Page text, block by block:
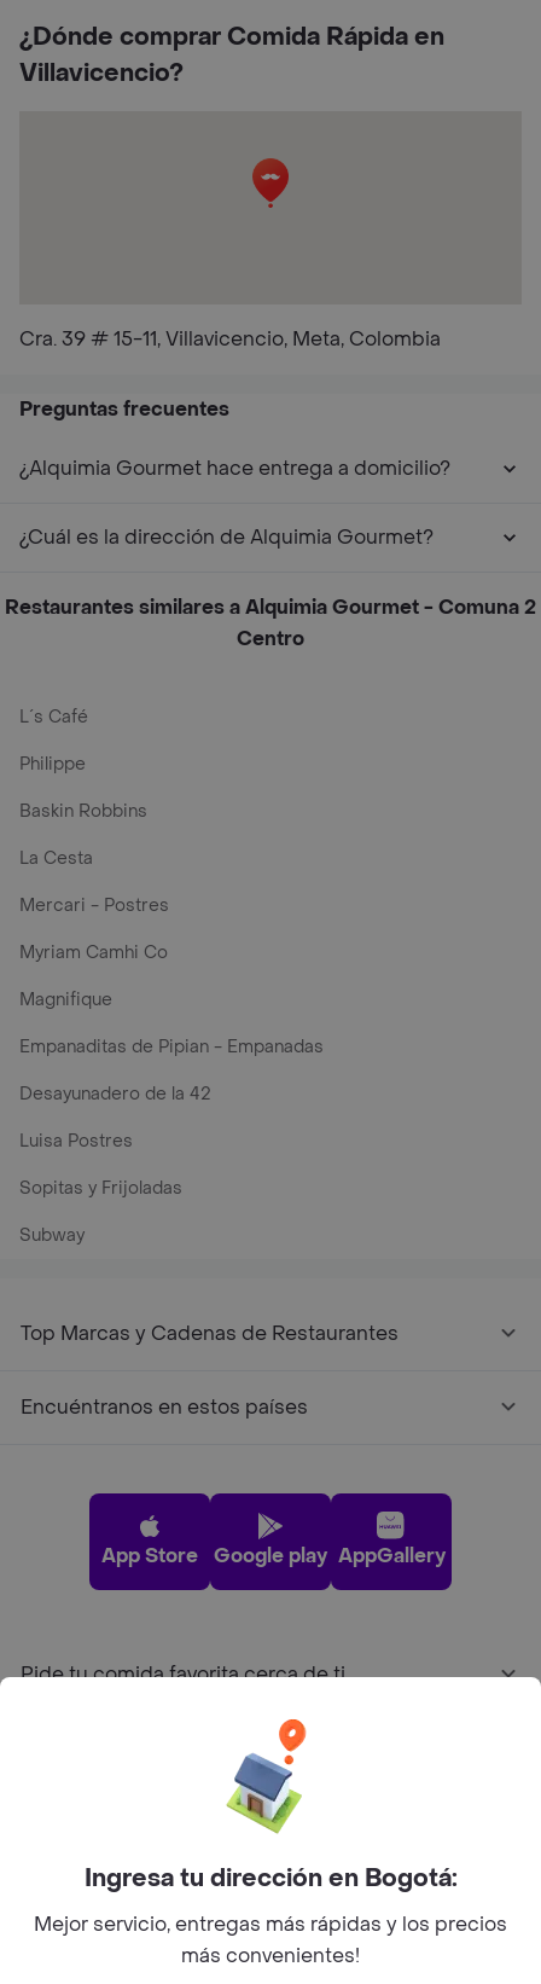
¿Dónde comprar Comida Rápida en
Villavicencio?
Cra. 39 # 15-11, Villavicencio, Meta, Colombia
Preguntas frecuentes
¿Alquimia Gourmet hace entrega a domicilio?
¿Cuál es la dirección de Alquimia Gourmet?
Restaurantes similares a Alquimia Gourmet - Comuna 2
Centro
L´s Café
Philippe
Baskin Robbins
La Cesta
Mercari - Postres
Myriam Camhi Co
Magnifique
Empanaditas de Pipian - Empanadas
Desayunadero de la 42
Luisa Postres
Sopitas y Frijoladas
Subway
Top Marcas y Cadenas de Restaurantes
Encuéntranos en estos países
App Store Google play AppGallery
Pide tu comida favorita cerca de ti
Sobre Rappi
Facebook
Twitter
Instagram
Ingresa tu dirección en Bogotá:
Mejor servicio, entregas más rápidas y los precios
más convenientes!